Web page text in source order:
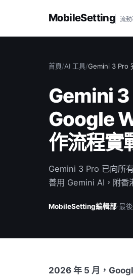
MobileSetting 流
首頁/AI 工具/Gemini 3 Pro
Gemini 3
Google
作流程實
Gemini 3 Pro 已向所
善用 Gemini AI，附香
MobileSetting編輯部·最
2026 年 5 月，